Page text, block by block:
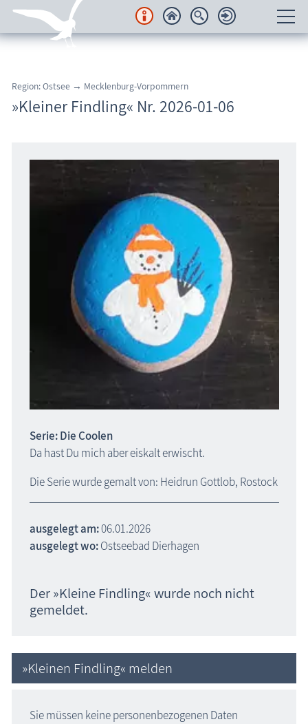
Regionales
Karten
Wissenswertes
Veranstaltungen
Region: Ostsee → Mecklenburg-Vorpommern
»Kleiner Findling« Nr. 2026-01-06
Serie: Die Coolen
Da hast Du mich aber eiskalt erwischt.
Die Serie wurde gemalt von: Heidrun Gottlob, Rostock
ausgelegt am:06.01.2026
ausgelegt wo:Ostseebad Dierhagen
Der »Kleine Findling« wurde noch nicht
gemeldet.
»Kleinen Findling« melden
Sie müssen keine personenbezogenen Daten